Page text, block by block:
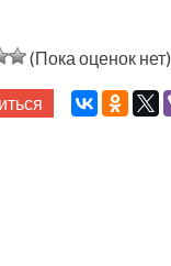
(Пока оценок нет)